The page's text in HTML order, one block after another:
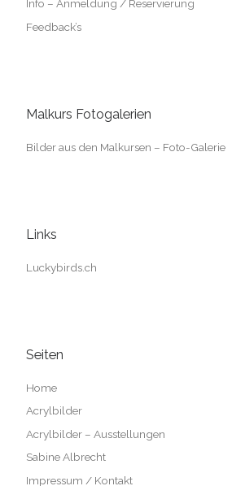
Info – Anmeldung / Reservierung
Feedback’s
Malkurs Fotogalerien
Bilder aus den Malkursen – Foto-Galerie
Links
Luckybirds.ch
Seiten
Home
Acrylbilder
Acrylbilder – Ausstellungen
Sabine Albrecht
Impressum / Kontakt